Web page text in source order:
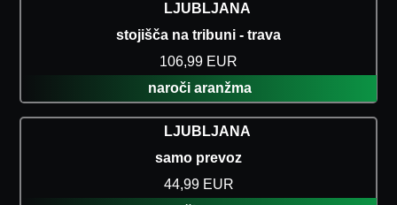
LJUBLJANA
stojišča na tribuni - trava
106,99 EUR
naroči aranžma
LJUBLJANA
samo prevoz
44,99 EUR